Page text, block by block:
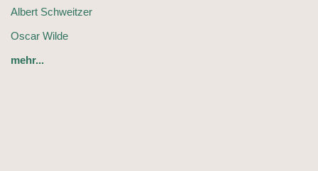
Albert Schweitzer
Oscar Wilde
mehr...